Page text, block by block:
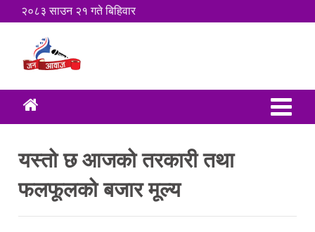
२०८३ साउन २१ गते बिहिवार
यस्तो छ आजको तरकारी तथा
फलफूलको बजार मूल्य